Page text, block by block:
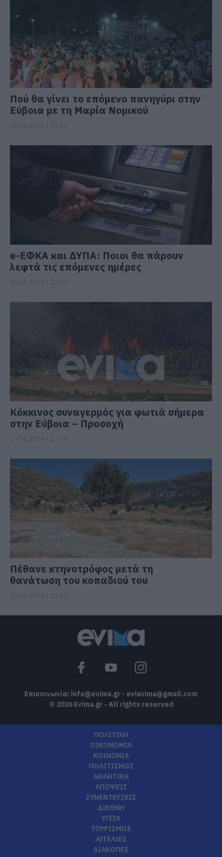
Πού θα γίνει το επόμενο πανηγύρι στην
Εύβοια με τη Μαρία Νομικού
e-ΕΦΚΑ και ΔΥΠΑ: Ποιοι θα πάρουν
λεφτά τις επόμενες ημέρες
Κόκκινος συναγερμός για φωτιά σήμερα
στην Εύβοια – Προσοχή
Πέθανε κτηνοτρόφος μετά τη
θανάτωση του κοπαδιού του
Επικοινωνία: info@evima.gr - eviavima@gmail.com
© 2026 Evima.gr - All rights reserved
ΠΟΛΙΤΙΚΗ
ΟΙΚΟΝΟΜΙΑ
ΚΟΙΝΩΝΙΑ
ΠΟΛΙΤΙΣΜΟΣ
ΑΘΛΗΤΙΚΑ
ΑΠΟΨΕΙΣ
ΣΥΝΕΝΤΕΥΞΕΙΣ
ΔΙΕΘΝΗ
ΥΓΕΙΑ
ΤΟΥΡΙΣΜΟΣ
ΑΓΓΕΛΙΕΣ
ΔΙΑΚΟΠΕΣ